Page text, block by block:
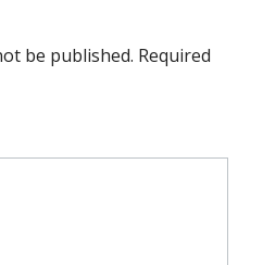
be published. Required